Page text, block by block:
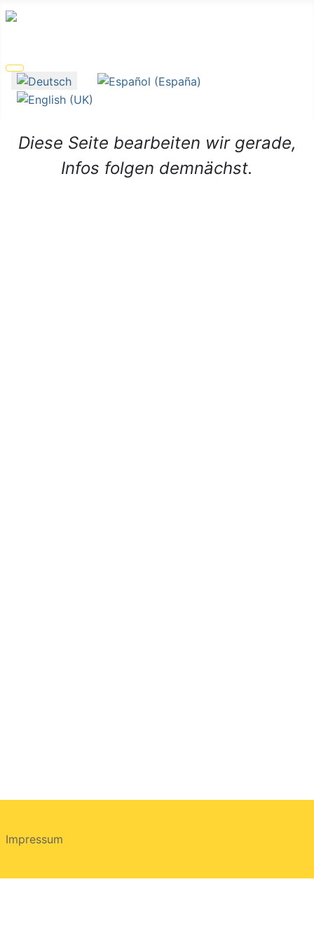
Sprache auswählen
Diese Seite bearbeiten wir gerade,
Infos folgen demnächst.
Impressum